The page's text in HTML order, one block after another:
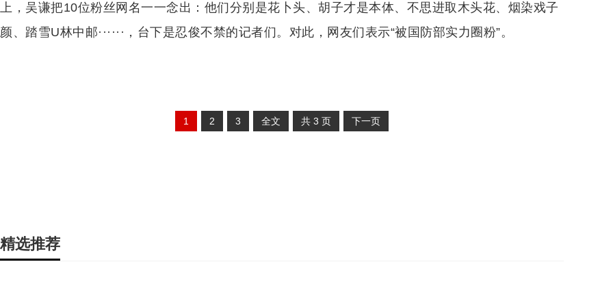
上，吴谦把10位粉丝网名一一念出：他们分别是花卜头、胡子才是本体、不思进取木头花、烟染戏子
颜、踏雪U林中邮······，台下是忍俊不禁的记者们。对此，网友们表示“被国防部实力圈粉”。
1 2 3 全文 共 3 页 下一页
精选推荐